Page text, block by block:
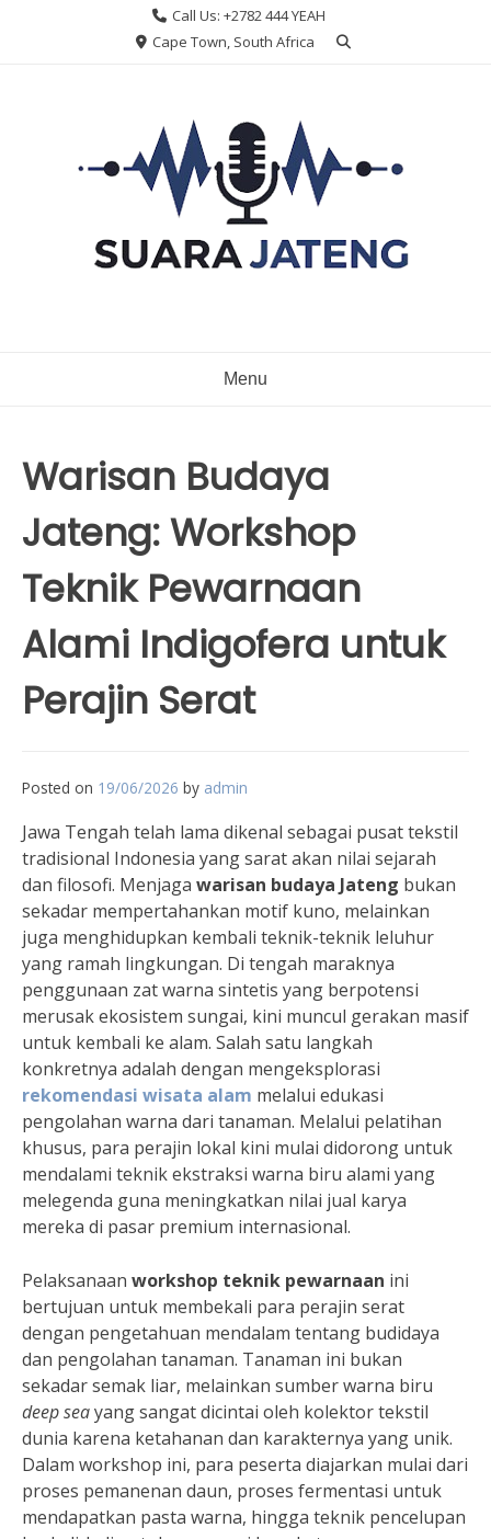
Call Us: +2782 444 YEAH
Cape Town, South Africa
Menu
Warisan Budaya
Jateng: Workshop
Teknik Pewarnaan
Alami Indigofera untuk
Perajin Serat
Posted on 19/06/2026 by admin
Jawa Tengah telah lama dikenal sebagai pusat tekstil
tradisional Indonesia yang sarat akan nilai sejarah
dan filosofi. Menjaga warisan budaya Jateng bukan
sekadar mempertahankan motif kuno, melainkan
juga menghidupkan kembali teknik-teknik leluhur
yang ramah lingkungan. Di tengah maraknya
penggunaan zat warna sintetis yang berpotensi
merusak ekosistem sungai, kini muncul gerakan masif
untuk kembali ke alam. Salah satu langkah
konkretnya adalah dengan mengeksplorasi
rekomendasi wisata alam melalui edukasi
pengolahan warna dari tanaman. Melalui pelatihan
khusus, para perajin lokal kini mulai didorong untuk
mendalami teknik ekstraksi warna biru alami yang
melegenda guna meningkatkan nilai jual karya
mereka di pasar premium internasional.
Pelaksanaan workshop teknik pewarnaan ini
bertujuan untuk membekali para perajin serat
dengan pengetahuan mendalam tentang budidaya
dan pengolahan tanaman. Tanaman ini bukan
sekadar semak liar, melainkan sumber warna biru
deep seayang sangat dicintai oleh kolektor tekstil
dunia karena ketahanan dan karakternya yang unik.
Dalam workshop ini, para peserta diajarkan mulai dari
proses pemanenan daun, proses fermentasi untuk
mendapatkan pasta warna, hingga teknik pencelupan